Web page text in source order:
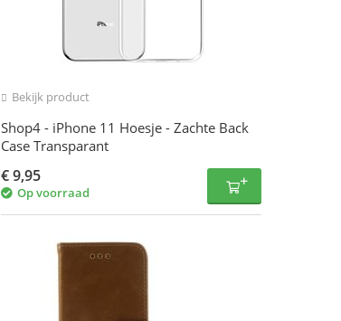
Bekijk product
Shop4 - iPhone 11 Hoesje - Zachte Back
Case Transparant
€9,95
Op voorraad